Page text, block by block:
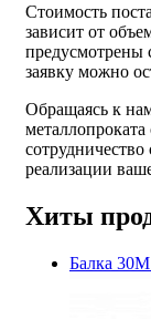
Стоимость
зависит от
предусмотрены
заявку можно
Обращаясь к
реализации
Хиты
Балка